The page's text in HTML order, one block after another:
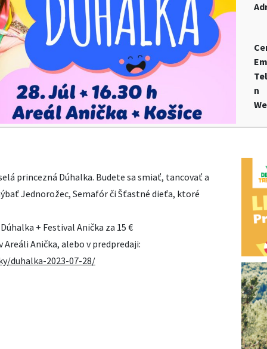
n
princezná Dúhalka. Budete sa smiať, tancovať a
Jednorožec, Semafór či Šťastné dieťa, ktoré
+ Festival Anička za 15 €
Anička, alebo v predpredaji:
duhalka-2023-07-28/